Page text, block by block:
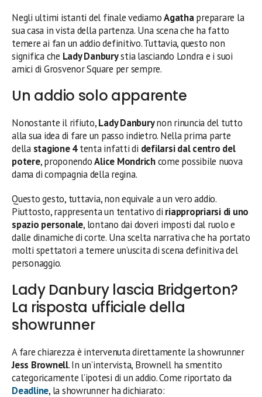
Negli ultimi istanti del finale vediamoAgathapreparare la
sua casa in vista della partenza. Una scena che ha fatto
temere ai fan un addio definitivo. Tuttavia, questo non
significa che Lady Danburystia lasciando Londra e i suoi
amici di Grosvenor Square per sempre.
Un addio solo apparente
Nonostante il rifiuto,Lady Danburynon rinuncia del tutto
alla sua idea di fare un passo indietro. Nella prima parte
della stagione 4tenta infatti di defilarsi dal centro del
potere, proponendoAlice Mondrichcome possibile nuova
dama di compagnia della regina.
Questo gesto, tuttavia, non equivale a un vero addio.
Piuttosto, rappresenta un tentativo di riappropriarsi di uno
spazio personale, lontano dai doveri imposti dal ruolo e
dalle dinamiche di corte. Una scelta narrativa che ha portato
molti spettatori a temere un’uscita di scena definitiva del
personaggio.
Lady Danbury lascia Bridgerton?
La risposta ufficiale della
showrunner
A fare chiarezza è intervenuta direttamente la showrunner
Jess Brownell. In un’intervista, Brownell ha smentito
categoricamente l’ipotesi di un addio. Come riportato da
Deadline, la showrunner ha dichiarato: